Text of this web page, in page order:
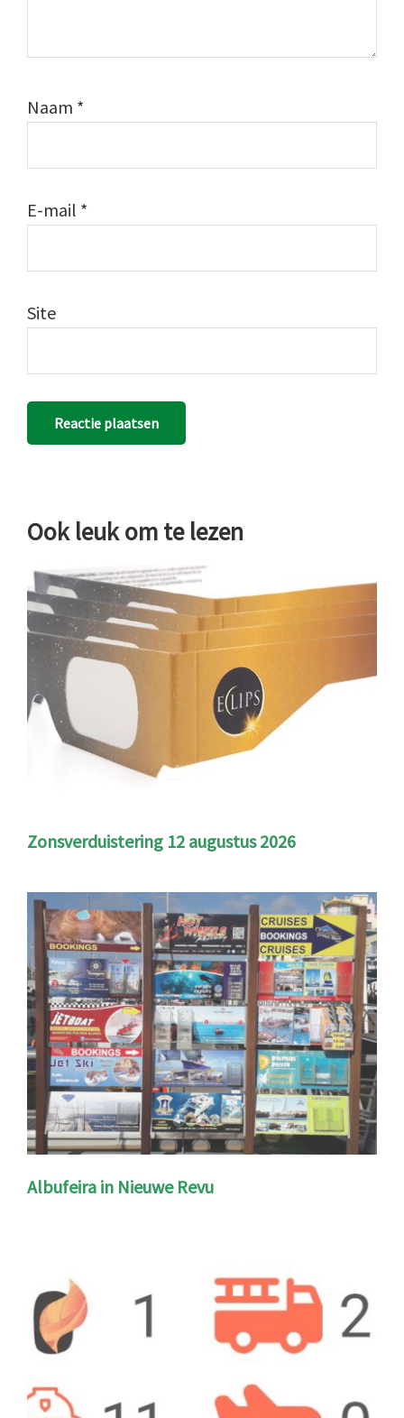
Naam *
E-mail *
Site
Ook leuk om te lezen
Zonsverduistering 12 augustus 2026
Albufeira in Nieuwe Revu